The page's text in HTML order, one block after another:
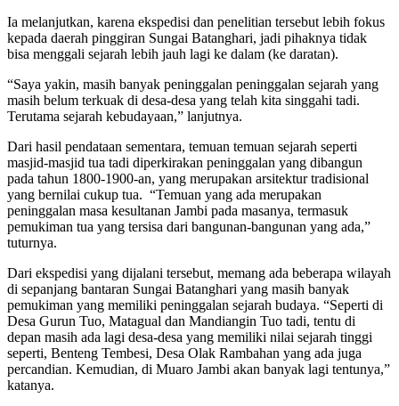
Ia melanjutkan, karena ekspedisi dan penelitian tersebut lebih fokus
kepada daerah pinggiran Sungai Batanghari, jadi pihaknya tidak
bisa menggali sejarah lebih jauh lagi ke dalam (ke daratan).
“Saya yakin, masih banyak peninggalan peninggalan sejarah yang
masih belum terkuak di desa-desa yang telah kita singgahi tadi.
Terutama sejarah kebudayaan,” lanjutnya.
Dari hasil pendataan sementara, temuan temuan sejarah seperti
masjid-masjid tua tadi diperkirakan peninggalan yang dibangun
pada tahun 1800-1900-an, yang merupakan arsitektur tradisional
yang bernilai cukup tua. “Temuan yang ada merupakan
peninggalan masa kesultanan Jambi pada masanya, termasuk
pemukiman tua yang tersisa dari bangunan-bangunan yang ada,”
tuturnya.
Dari ekspedisi yang dijalani tersebut, memang ada beberapa wilayah
di sepanjang bantaran Sungai Batanghari yang masih banyak
pemukiman yang memiliki peninggalan sejarah budaya. “Seperti di
Desa Gurun Tuo, Matagual dan Mandiangin Tuo tadi, tentu di
depan masih ada lagi desa-desa yang memiliki nilai sejarah tinggi
seperti, Benteng Tembesi, Desa Olak Rambahan yang ada juga
percandian. Kemudian, di Muaro Jambi akan banyak lagi tentunya,”
katanya.